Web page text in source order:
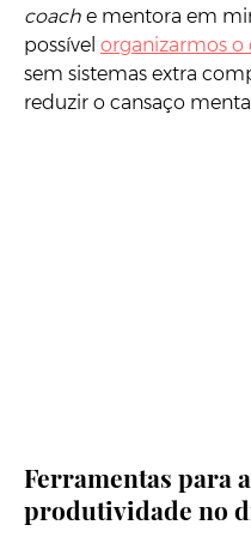
coach e mentora em
possível organizarmos o
sem sistemas extra
reduzir o cansaço
Ferramentas para
produtividade no